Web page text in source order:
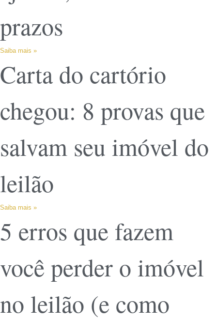
prazos
Saiba mais »
Carta do cartório
chegou: 8 provas que
salvam seu imóvel do
leilão
Saiba mais »
5 erros que fazem
você perder o imóvel
no leilão (e como